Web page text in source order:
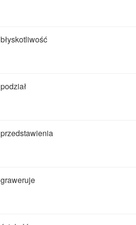
błyskotliwość
podział
przedstawienia
graweruje